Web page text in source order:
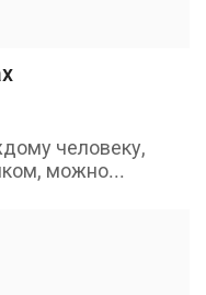
человеку,
можно...